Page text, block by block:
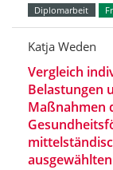
Diplomarbeit
Katja Weden
Vergleich
Belastungen
Maßnahmen